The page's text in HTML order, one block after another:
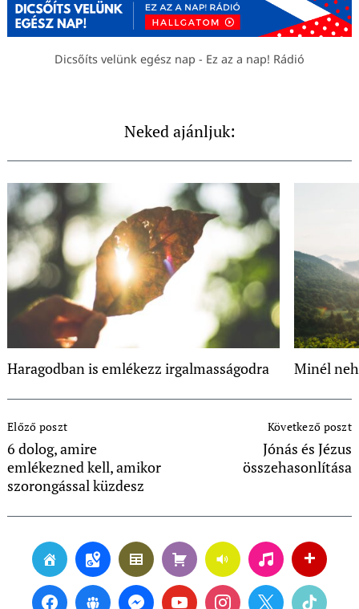
Dicsőíts velünk egész nap - Ez az a nap! Rádió
Neked ajánljuk:
Haragodban is emlékezz irgalmasságodra Minél
Navigation
Előző poszt
6 dolog, amire
emlékezned kell, amikor
szorongással küzdesz
Következő poszt
Jónás és Jézus
összehasonlítása